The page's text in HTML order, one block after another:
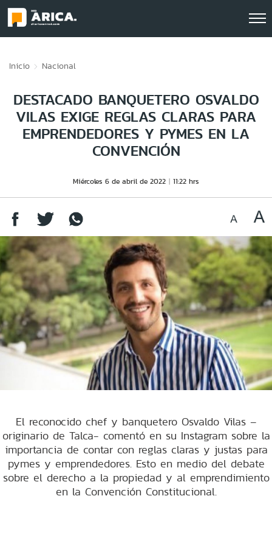
Inicio Nacional
DESTACADO BANQUETERO OSVALDO
VILAS EXIGE REGLAS CLARAS PARA
EMPRENDEDORES Y PYMES EN LA
CONVENCIÓN
Miércoles 6 de abril de 2022 11:22 hrs
El reconocido chef y banquetero Osvaldo Vilas –
originario de Talca- comentó en su Instagram sobre la
importancia de contar con reglas claras y justas para
pymes y emprendedores. Esto en medio del debate
sobre el derecho a la propiedad y al emprendimiento
en la Convención Constitucional.